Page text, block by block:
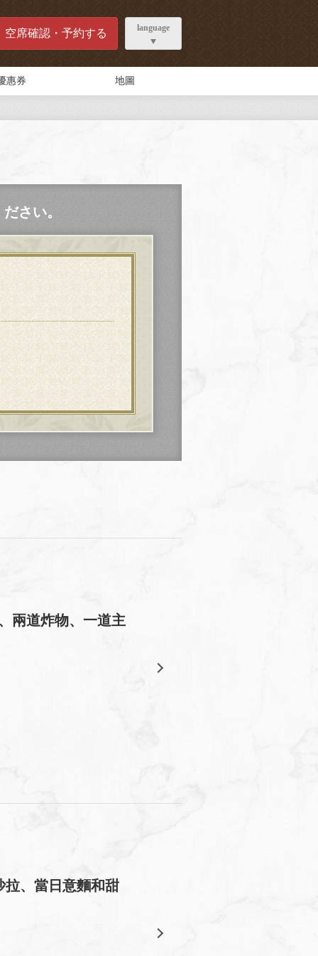
空席確認・予約する language
惠券 地圖
さい。
兩道炸物、一道主
拉、當日意麵和甜